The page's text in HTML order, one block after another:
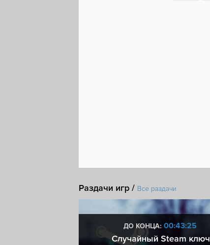
Раздачи игр / Все раздачи
ДО КОНЦА: 00:43:24
Случайный Steam ключ